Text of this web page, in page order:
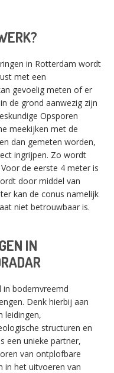
in Rotterdam wordt
met een
gevoelig meten of er
de grond aanwezig zijn
Opsporen
meekijken met de
dan gemeten worden,
ingrijpen. Zo wordt
de eerste 4 meter is
door middel van
kan de conus namelijk
niet betrouwbaar is.
IN
in bodemvreemd
Denk hierbij aan
leidingen,
structuren en
een unieke partner,
van ontplofbare
in het uitvoeren van